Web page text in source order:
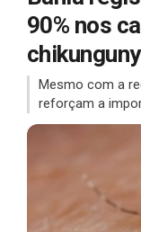
90% nos
Mesmo com a
reforçam a